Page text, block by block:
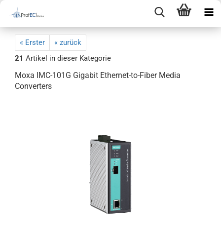
« Erster
« zurück
21 Artikel in dieser Kategorie
Moxa IMC-101G Gigabit Ethernet-to-Fiber Media
Converters